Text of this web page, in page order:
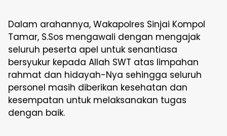
Dalam arahannya, Wakapolres Sinjai Kompol
Tamar, S.Sos mengawali dengan mengajak
seluruh peserta apel untuk senantiasa
bersyukur kepada Allah SWT atas limpahan
rahmat dan hidayah-Nya sehingga seluruh
personel masih diberikan kesehatan dan
kesempatan untuk melaksanakan tugas
dengan baik.